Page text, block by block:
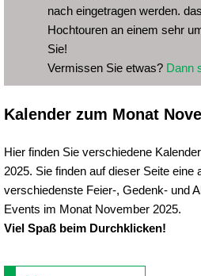
nach eingetragen werden.
Hochtouren an einem sehr
Sie!
Vermissen Sie etwas? Dann
Kalender zum Monat
Hier finden Sie verschiedene
2025. Sie finden auf dieser Seite
verschiedenste Feier-, Gedenk- und
Events im Monat November 2025.
Viel Spaß beim Durchklicken!